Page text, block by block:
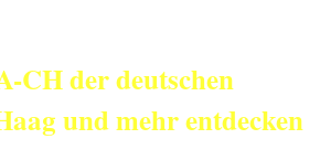
CH der deutschen
und mehr entdecken